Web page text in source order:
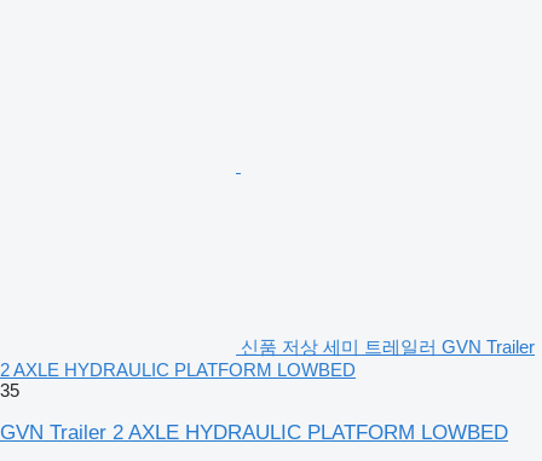
신품 저상 세미 트레일러 GVN Trailer
2 AXLE HYDRAULIC PLATFORM LOWBED
35
GVN Trailer 2 AXLE HYDRAULIC PLATFORM LOWBED